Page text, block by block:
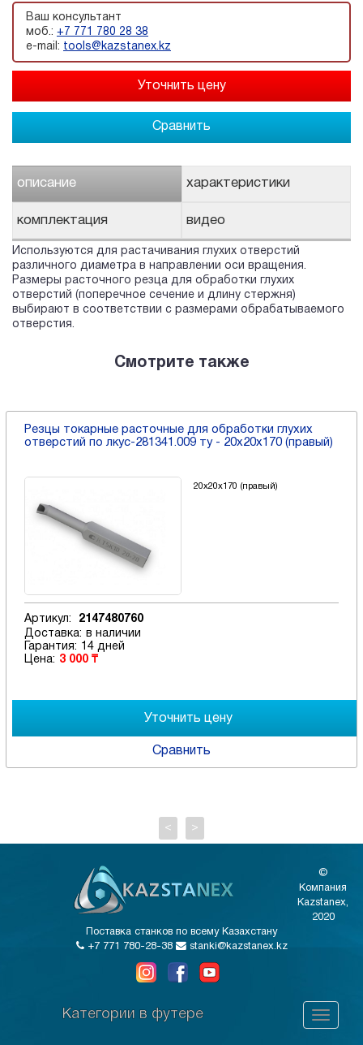
Ваш консультант
моб.: +7 771 780 28 38
e-mail: tools@kazstanex.kz
Сравнить
описание характеристики
комплектация видео
Используются для растачивания глухих отверстий
различного диаметра в направлении оси вращения.
Размеры расточного резца для обработки глухих
отверстий (поперечное сечение и длину стержня)
выбирают в соответствии с размерами обрабатываемого
отверстия.
Смотрите также
Резцы токарные расточные для обработки глухих
отверстий по лкус-281341.009 ту - 20х20х170 (правый)
20х20х170 (правый)
Артикул:
2147480760
Доставка:
в наличии
Гарантия:
14 дней
Цена: 3 000 ₸
Сравнить
< >
©
Компания
Kazstanex,
2020
Поставка станков по всему Казахстану
+7 771 780-28-38
stanki@kazstanex.kz
Категории в футере